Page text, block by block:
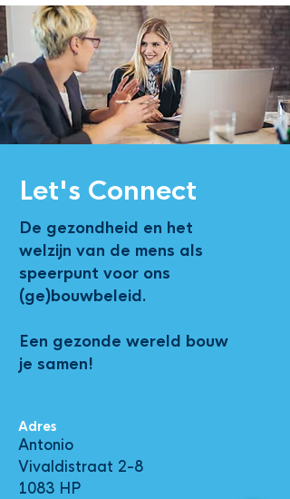
Let's Connect
De gezondheid en het
welzijn van de mens als
speerpunt voor ons
(ge)bouwbeleid.
Een gezonde wereld bouw
je samen!
Adres
Antonio
Vivaldistraat 2-8
1083 HP